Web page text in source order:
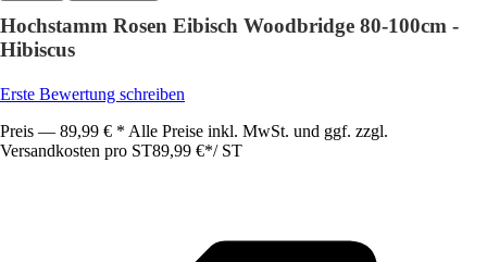
Hochstamm Rosen Eibisch Woodbridge 80-100cm -
Hibiscus
Erste Bewertung schreiben
Preis — 89,99 € * Alle Preise inkl. MwSt. und ggf. zzgl.
Versandkosten pro ST89,99 €*/ ST